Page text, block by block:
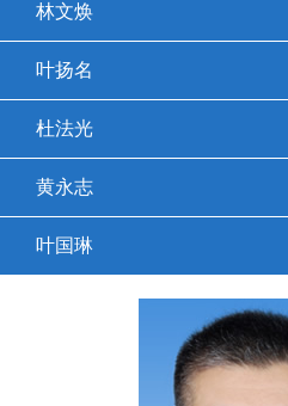
林文焕
叶扬名
杜法光
黄永志
叶国琳